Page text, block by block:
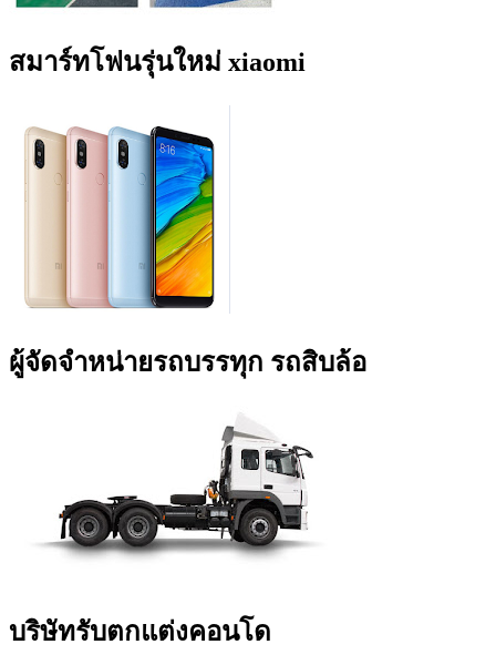
สมาร์ทโฟนรุ่นใหม่ xiaomi
ผู้จัดจำหน่ายรถบรรทุก รถสิบล้อ
บริษัทรับตกแต่งคอนโด